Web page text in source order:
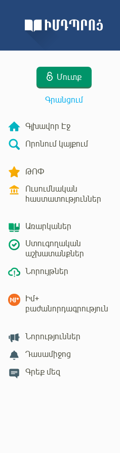
Մուտք
Գրանցում
Գլխավոր Էջ
Որոնում կայքում
ԹՈՓ
Ուսումնական
հաստատություններ
Առարկաներ
Ստուգողական
աշխատանքներ
Նորույթներ
Իմ+
բաժանորդագրություն
Նորություններ
Դասամիջոց
Գրեք մեզ